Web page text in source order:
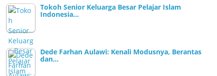
Tokoh Senior Keluarga Besar Pelajar Islam
Indonesia…
Dede Farhan Aulawi: Kenali Modusnya, Berantas
dan…